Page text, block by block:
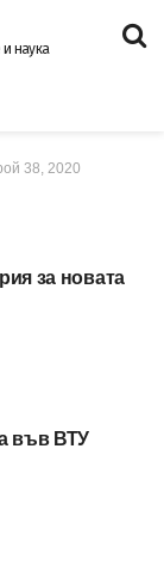
наука
38, 2020
за новата
във ВТУ